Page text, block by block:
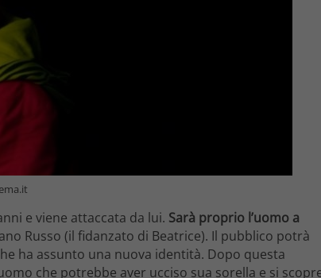
e viene attaccata da lui. Sarà proprio l’uomo a
Russo (il fidanzato di Beatrice). Il pubblico potrà
ha assunto una nuova identità. Dopo questa
che potrebbe aver ucciso sua sorella e si